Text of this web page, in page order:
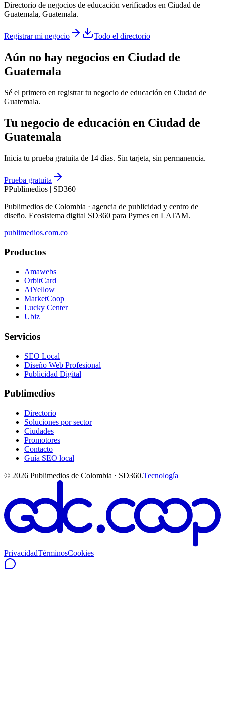
Directorio de negocios de educación verificados en Ciudad de
Guatemala, Guatemala.
Registrar mi negocio Todo el directorio
Aún no hay negocios en Ciudad de
Guatemala
Sé el primero en registrar tu negocio de educación en Ciudad de
Guatemala.
Tu negocio de educación en Ciudad de
Guatemala
Inicia tu prueba gratuita de 14 días. Sin tarjeta, sin permanencia.
Prueba gratuita
PPublimedios | SD360
Publimedios de Colombia · agencia de publicidad y centro de
diseño. Ecosistema digital SD360 para Pymes en LATAM.
publimedios.com.co
Productos
Amawebs
OrbitCard
AiYellow
MarketCoop
Lucky Center
Ubiz
Servicios
SEO Local
Diseño Web Profesional
Publicidad Digital
Publimedios
Directorio
Soluciones por sector
Ciudades
Promotores
Contacto
Guía SEO local
© 2026 Publimedios de Colombia · SD360.Tecnología
PrivacidadTérminosCookies